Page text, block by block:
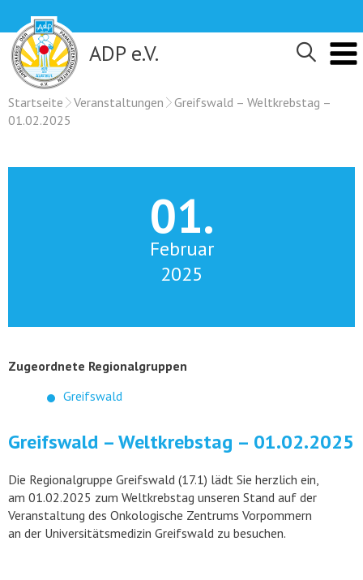
content
ADP e.V.
Startseite Veranstaltungen
Greifswald – Weltkrebstag –
01.02.2025
01.
Februar
2025
Zugeordnete Regionalgruppen
Greifswald
Greifswald – Weltkrebstag – 01.02.2025
Die Regionalgruppe Greifswald (17.1) lädt Sie herzlich ein,
am 01.02.2025 zum Weltkrebstag unseren Stand auf der
Veranstaltung des Onkologische Zentrums Vorpommern
an der Universitätsmedizin Greifswald zu besuchen.